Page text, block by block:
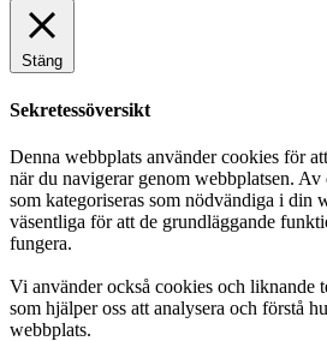
Stäng
Sekretessöversikt
Denna webbplats använder cookies för
när du navigerar genom webbplatsen. Av
som kategoriseras som nödvändiga i din
väsentliga för att de grundläggande
fungera.
Vi använder också cookies och liknande
som hjälper oss att analysera och förstå
webbplats.